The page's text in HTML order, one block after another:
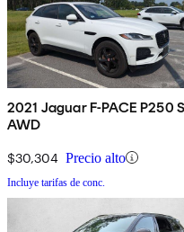
2021 Jaguar F-PACE P250 S
AWD
$30,304 Precio alto
Incluye tarifas de conc.